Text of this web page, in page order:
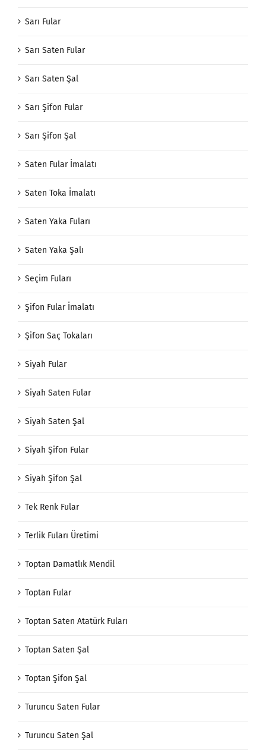
Sarı Fular
Sarı Saten Fular
Sarı Saten Şal
Sarı Şifon Fular
Sarı Şifon Şal
Saten Fular İmalatı
Saten Toka İmalatı
Saten Yaka Fuları
Saten Yaka Şalı
Seçim Fuları
Şifon Fular İmalatı
Şifon Saç Tokaları
Siyah Fular
Siyah Saten Fular
Siyah Saten Şal
Siyah Şifon Fular
Siyah Şifon Şal
Tek Renk Fular
Terlik Fuları Üretimi
Toptan Damatlık Mendil
Toptan Fular
Toptan Saten Atatürk Fuları
Toptan Saten Şal
Toptan Şifon Şal
Turuncu Saten Fular
Turuncu Saten Şal